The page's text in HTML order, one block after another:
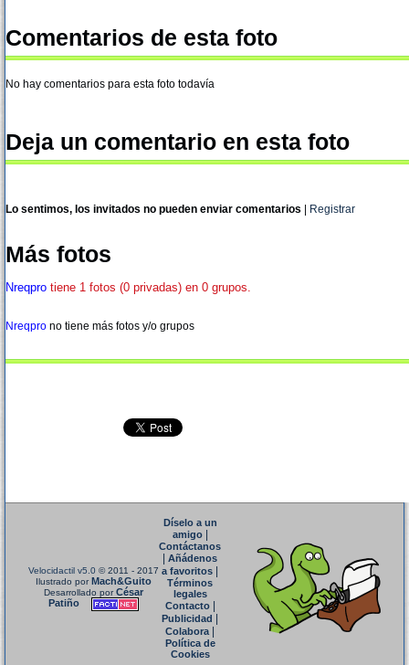
Comentarios de esta foto
No hay comentarios para esta foto todavía
Deja un comentario en esta foto
Lo sentimos, los invitados no pueden enviar comentarios Registrar
Más fotos
Nreqpro tiene 1 fotos (0 privadas) en 0 grupos.
Nreqpro no tiene más fotos y/o grupos
Velocidactil v5.0 © 2011 - 2017
Ilustrado porMach&Guito
Desarrollado porCésar
Patiño
Díselo a un
amigo|
Contáctanos
Añádenos
a favoritos
Términos
legales
Contacto|
Publicidad
Colabora|
Política de
Cookies